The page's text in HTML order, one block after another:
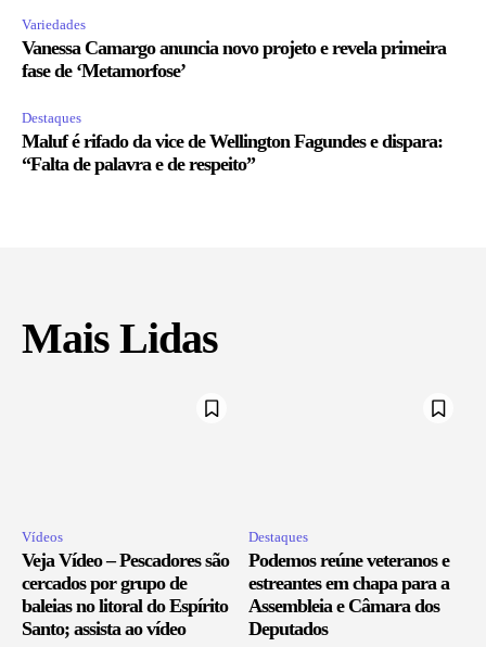
Variedades
Vanessa Camargo anuncia novo projeto e revela primeira
fase de ‘Metamorfose’
Destaques
Maluf é rifado da vice de Wellington Fagundes e dispara:
“Falta de palavra e de respeito”
Mais Lidas
Vídeos
Veja Vídeo – Pescadores são
cercados por grupo de
baleias no litoral do Espírito
Santo; assista ao vídeo
Destaques
Podemos reúne veteranos e
estreantes em chapa para a
Assembleia e Câmara dos
Deputados